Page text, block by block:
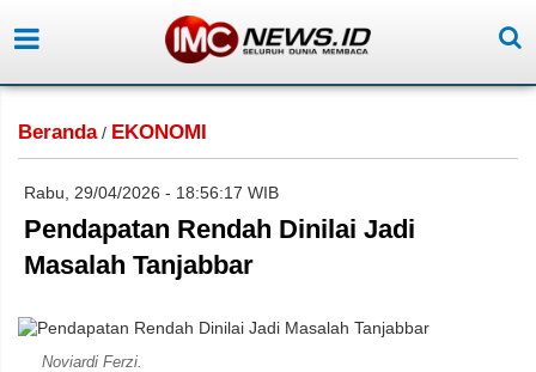
Beranda/ EKONOMI
Rabu, 29/04/2026 - 18:56:17 WIB
Pendapatan Rendah Dinilai Jadi
Masalah Tanjabbar
Noviardi Ferzi.